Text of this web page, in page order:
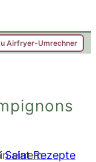
Airfryer-Umrechner
Salat Rezepte